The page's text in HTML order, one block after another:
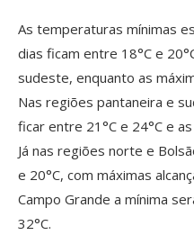
As temperaturas mínimas
dias ficam entre 18°C e
sudeste, enquanto as
Nas regiões pantaneira e
ficar entre 21°C e 24°C e
Já nas regiões norte e
e 20°C, com máximas
Campo Grande a mínima
32°C.